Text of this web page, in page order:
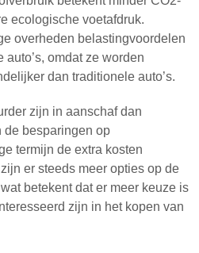
ecologische voetafdruk.
overheden belastingvoordelen
omdat ze worden
dan traditionele auto’s.
zijn in aanschaf dan
de besparingen op
termijn de extra kosten
er steeds meer opties op de
betekent dat er meer keuze is
zijn in het kopen van